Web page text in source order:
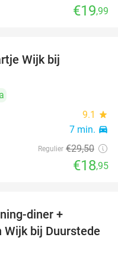
€19,99
Wijk bij
9.1 star
7 min. directions_car
Regulier €29,50
€18,95
diner +
Wijk bij Duurstede